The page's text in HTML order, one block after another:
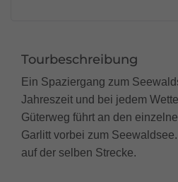
Tourbeschreibung
Ein Spaziergang zum
Jahreszeit und bei jedem
Güterweg führt an den
Garlitt vorbei zum
auf der selben Strecke.